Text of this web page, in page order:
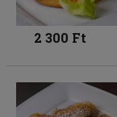
2 300 Ft